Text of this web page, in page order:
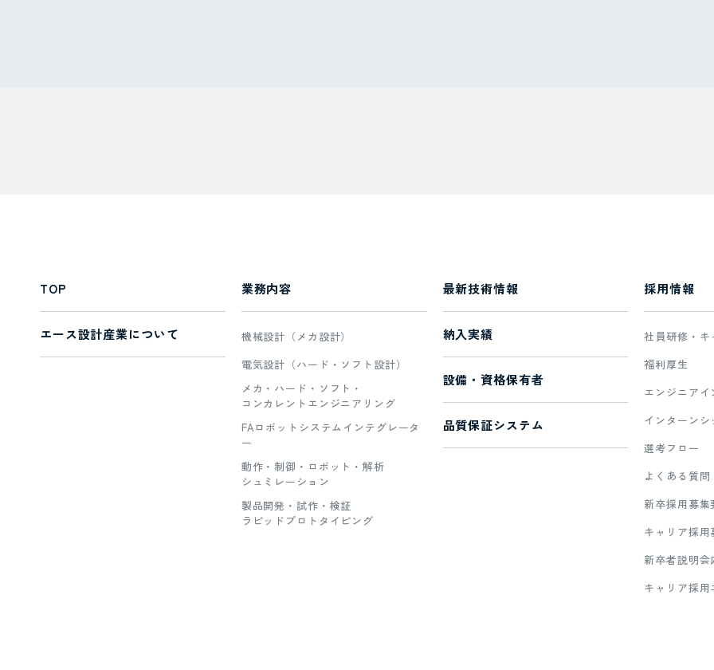
TOP
エース設計産業について
業務内容
機械設計（メカ設計）
電気設計（ハード・ソフト設計）
メカ・ハード・ソフト・
コンカレントエンジニアリング
FAロボットシステムインテグレータ
ー
動作・制御・ロボット・解析
シュミレーション
製品開発・試作・検証
ラピッドプロトタイピング
最新技術情報
納入実績
設備・資格保有者
品質保証システム
採用情報
社員研修・
福利厚生
エンジニア
インターン
選考フロー
よくある質問
新卒採用募集
キャリア採用
新卒者説明
キャリア採